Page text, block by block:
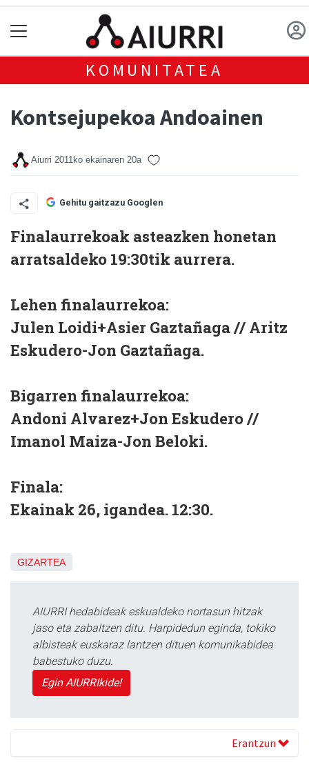
KOMUNITATEA
Kontsejupekoa Andoainen
Aiurri 2011ko ekainaren 20a
Gehitu gaitzazu Googlen
Finalaurrekoak asteazken honetan
arratsaldeko 19:30tik aurrera.
Lehen finalaurrekoa:
Julen Loidi+Asier Gaztañaga // Aritz
Eskudero-Jon Gaztañaga.
Bigarren finalaurrekoa:
Andoni Alvarez+Jon Eskudero //
Imanol Maiza-Jon Beloki.
Finala:
Ekainak 26, igandea. 12:30.
GIZARTEA
AIURRI hedabideak eskualdeko nortasun hitzak
jaso eta zabaltzen ditu. Harpidedun eginda, tokiko
albisteak euskaraz lantzen dituen komunikabidea
babestuko duzu.
Egin AIURRIkide!
Erantzun